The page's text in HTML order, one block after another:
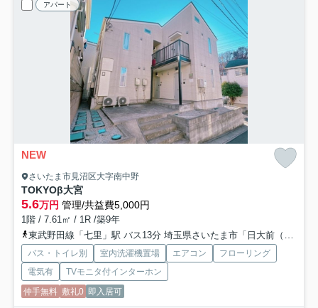
アパート
NEW
さいたま市見沼区大字南中野
TOKYOβ大宮
5.6万円 管理/共益費5,000円
1階 / 7.61㎡ / 1R /築9年
東武野田線「七里」駅 バス13分 埼玉県さいたま市「日大前（埼玉県）」 停歩3分
バス・トイレ別 室内洗濯機置場 エアコン
フローリング
電気有
TVモニタ付インターホン
仲手無料 敷礼0 即入居可